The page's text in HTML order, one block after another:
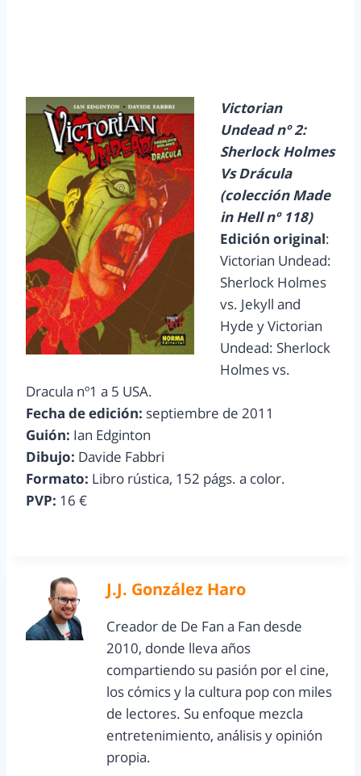
Victorian
Undead nº 2:
Sherlock Holmes
Vs Drácula
(colección Made
in Hell nº 118)
Edición original:
Victorian Undead:
Sherlock Holmes
vs. Jekyll and
Hyde y Victorian
Undead: Sherlock
Holmes vs.
Dracula nº1 a 5 USA.
Fecha de edición: septiembre de 2011
Guión: Ian Edginton
Dibujo: Davide Fabbri
Formato: Libro rústica, 152 págs. a color.
PVP: 16 €
J.J. González Haro
Creador de De Fan a Fan desde
2010, donde lleva años
compartiendo su pasión por el cine,
los cómics y la cultura pop con miles
de lectores. Su enfoque mezcla
entretenimiento, análisis y opinión
propia.